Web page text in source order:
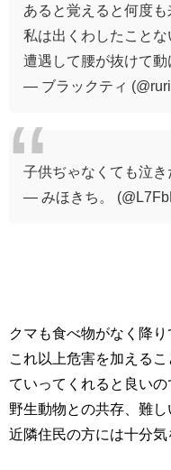
あると覚えると何度も
私は出くわしたこと
遭遇して腰が抜けて動
— ブラックティ
子供ぢゃなくても泣
— みほきち。
クマも食べ物がなく降
これ以上危害を加える
ていってくれると良いの
野生動物との共存、難し
近隣住民の方には十分気